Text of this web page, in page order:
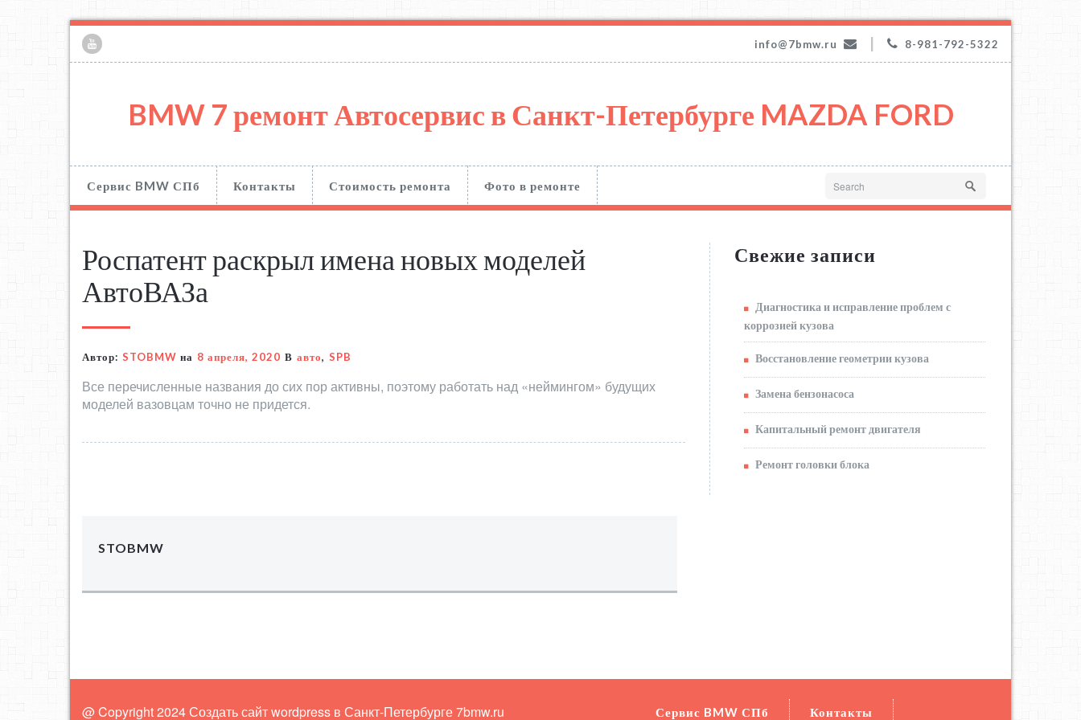
info@7bmw.ru 8-981-792-5322
BMW 7 ремонт Автосервис в Санкт-Петербурге MAZDA FORD
Сервис BMW СПб Контакты Стоимость ремонта Фото в ремонте
Роспатент раскрыл имена новых моделей
АвтоВАЗа
Автор: STOBMW на 8 апреля, 2020 В авто, SPB
Все перечисленные названия до сих пор активны, поэтому работать над «неймингом» будущих
моделей вазовцам точно не придется.
STOBMW
Свежие записи
Диагностика и исправление проблем с
коррозией кузова
Восстановление геометрии кузова
Замена бензонасоса
Капитальный ремонт двигателя
Ремонт головки блока
@ Copyright 2024 Создать сайт wordpress в Санкт-Петербурге7bmw.ru Сервис BMW СПб Контакты